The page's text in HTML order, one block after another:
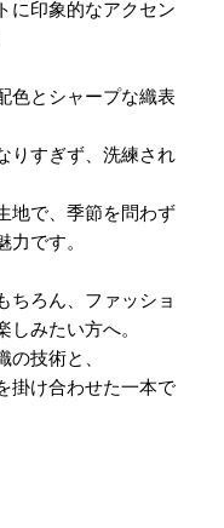
に印象的なアクセン
色とシャープな織表
りすぎず、洗練され
地で、季節を問わず
力です。
ちろん、ファッショ
しみたい方へ。
の技術と、
掛け合わせた一本で